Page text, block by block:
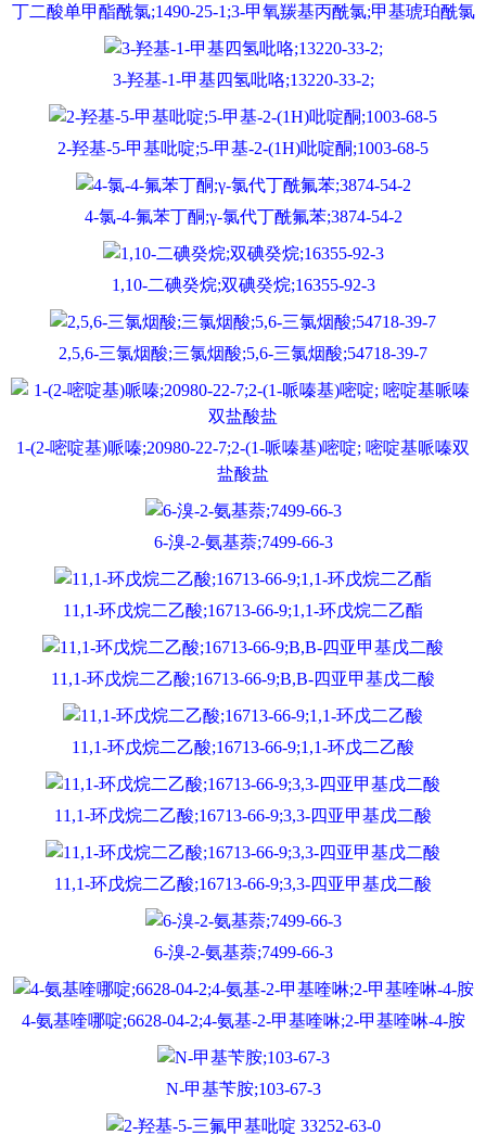
丁二酸单甲酯酰氯;1490-25-1;3-甲氧羰基丙酰氯;甲基琥珀酰氯
3-羟基-1-甲基四氢吡咯;13220-33-2;
2-羟基-5-甲基吡啶;5-甲基-2-(1H)吡啶酮;1003-68-5
4-氯-4-氟苯丁酮;γ-氯代丁酰氟苯;3874-54-2
1,10-二碘癸烷;双碘癸烷;16355-92-3
2,5,6-三氯烟酸;三氯烟酸;5,6-三氯烟酸;54718-39-7
1-(2-嘧啶基)哌嗪;20980-22-7;2-(1-哌嗪基)嘧啶; 嘧啶基哌嗪双
盐酸盐
6-溴-2-氨基萘;7499-66-3
11,1-环戊烷二乙酸;16713-66-9;1,1-环戊烷二乙酯
11,1-环戊烷二乙酸;16713-66-9;Β,Β-四亚甲基戊二酸
11,1-环戊烷二乙酸;16713-66-9;1,1-环戊二乙酸
11,1-环戊烷二乙酸;16713-66-9;3,3-四亚甲基戊二酸
11,1-环戊烷二乙酸;16713-66-9;3,3-四亚甲基戊二酸
6-溴-2-氨基萘;7499-66-3
4-氨基喹哪啶;6628-04-2;4-氨基-2-甲基喹啉;2-甲基喹啉-4-胺
N-甲基苄胺;103-67-3